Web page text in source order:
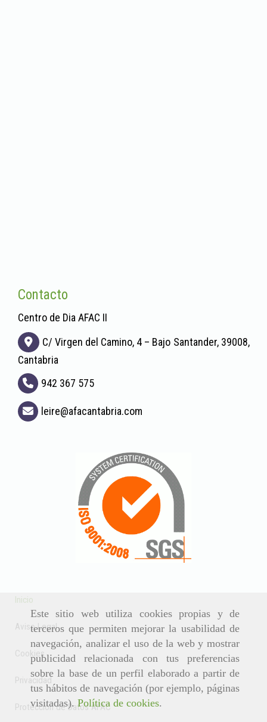
Este sitio web utiliza cookies propias y de
terceros que permiten mejorar la usabilidad de
navegación, analizar el uso de la web y mostrar
publicidad relacionada con tus preferencias
sobre la base de un perfil elaborado a partir de
tus hábitos de navegación (por ejemplo, páginas
visitadas). Política de cookies.
Contacto
Centro de Dia AFAC II
C/ Virgen del Camino, 4 – Bajo Santander, 39008,
Cantabria
942 367 575
leire afacantabria.com
Inicio
Aviso Legal
Cookies
Privacidad
Protección de Datos AFAC